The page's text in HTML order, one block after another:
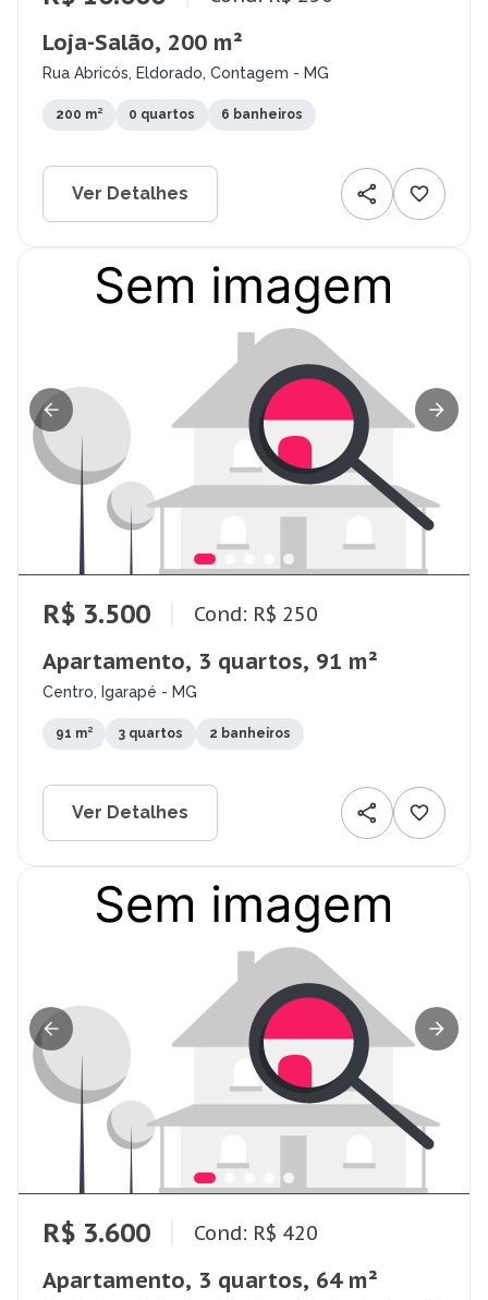
Loja-Salão, 200 m²
Rua Abricós, Eldorado, Contagem - MG
200 m² 0 quartos 6 banheiros
Ver Detalhes
R$ 3.500 Cond: R$ 250
Apartamento, 3 quartos, 91 m²
Centro, Igarapé - MG
91 m² 3 quartos 2 banheiros
Ver Detalhes
R$ 3.600 Cond: R$ 420
Apartamento, 3 quartos, 64 m²